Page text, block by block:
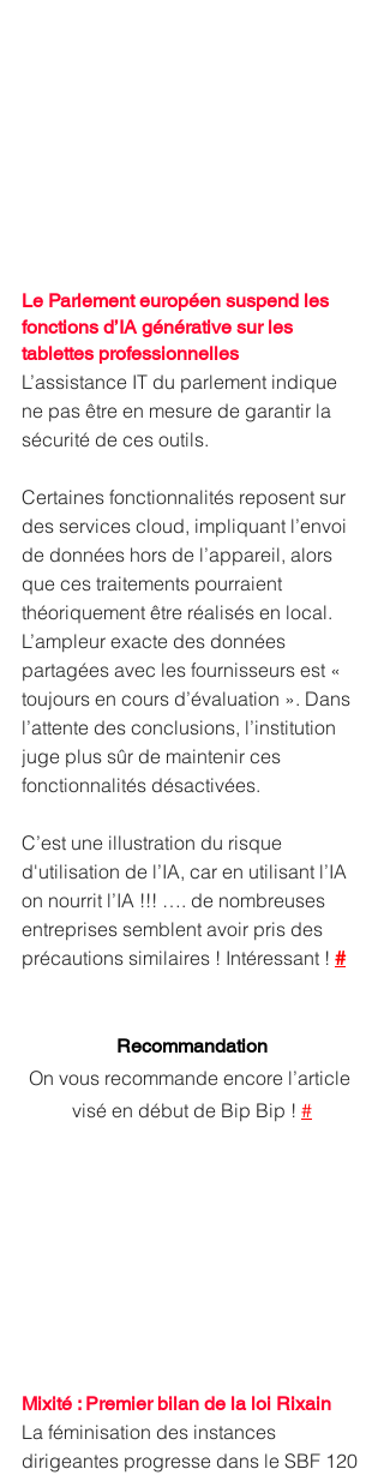
Le Parlement européen suspend les
fonctions d’IA générative sur les
tablettes professionnelles
L’assistance IT du parlement indique
ne pas être en mesure de garantir la
sécurité de ces outils.
Certaines fonctionnalités reposent sur
des services cloud, impliquant l’envoi
de données hors de l’appareil, alors
que ces traitements pourraient
théoriquement être réalisés en local.
L’ampleur exacte des données
partagées avec les fournisseurs est «
toujours en cours d’évaluation ». Dans
l’attente des conclusions, l’institution
juge plus sûr de maintenir ces
fonctionnalités désactivées.
C’est une illustration du risque
d'utilisation de l’IA, car en utilisant l’IA
on nourrit l’IA !!! …. de nombreuses
entreprises semblent avoir pris des
précautions similaires ! Intéressant ! #
Recommandation
On vous recommande encore l’article
visé en début de Bip Bip ! #
Mixité : Premier bilan de la loi Rixain
La féminisation des instances
dirigeantes progresse dans le SBF 120